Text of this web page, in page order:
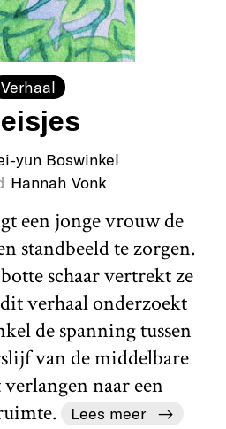
Verhaal
yun Boswinkel
Hannah Vonk
een jonge vrouw de
standbeeld te zorgen.
schaar vertrekt ze
verhaal onderzoekt
de spanning tussen
van de middelbare
naar een
Lees meer